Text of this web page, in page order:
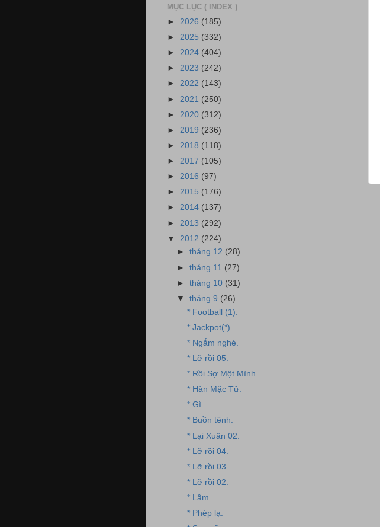
MỤC LỤC ( INDEX )
► 2026 (185)
► 2025 (332)
► 2024 (404)
► 2023 (242)
► 2022 (143)
► 2021 (250)
► 2020 (312)
► 2019 (236)
► 2018 (118)
► 2017 (105)
► 2016 (97)
► 2015 (176)
► 2014 (137)
► 2013 (292)
▼ 2012 (224)
►tháng 12 (28)
►tháng 11 (27)
►tháng 10 (31)
▼tháng 9 (26)
* Football (1).
* Jackpot(*).
* Ngắm nghé.
* Lỡ rồi 05.
* Rồi Sợ Một Mình.
* Hàn Mặc Tử.
* Gì.
* Buồn tênh.
* Lại Xuân 02.
* Lỡ rồi 04.
* Lỡ rồi 03.
* Lỡ rồi 02.
* Lầm.
* Phép lạ.